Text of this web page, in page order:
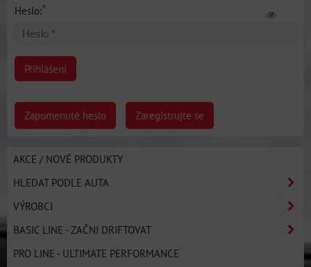
Heslo:*
Přihlášení
Zapomenuté heslo Zaregistrujte se
AKCE / NOVÉ PRODUKTY
HLEDAT PODLE AUTA
VÝROBCI
BASIC LINE - ZAČNI DRIFTOVAT
PRO LINE - ULTIMATE PERFORMANCE